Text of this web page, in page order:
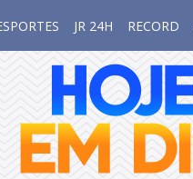
JR 24H RECORD